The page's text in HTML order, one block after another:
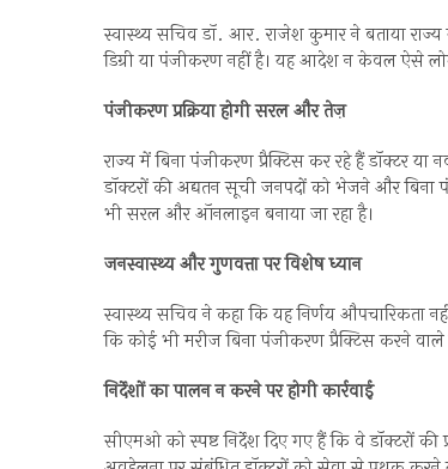
स्वास्थ्य सचिव डॉ. आर. राजेश कुमार ने बताया
डिग्री या पंजीकरण नहीं है। यह आदेश न केवल ऐसे
पंजीकरण प्रक्रिया होगी सरल और तेज़
राज्य में बिना पंजीकरण प्रैक्टिस कर रहे हैं डॉक्टर या
डॉक्टरों की अद्यतन सूची जनपदों को भेजने और बिना
भी सरल और ऑनलाइन बनाया जा रहा है।
जनस्वास्थ्य और गुणवत्ता पर विशेष ध्यान
स्वास्थ्य सचिव ने कहा कि यह निर्णय औपचारिकता
कि कोई भी मरीज बिना पंजीकरण प्रैक्टिस करने
निर्देशों का पालन न करने पर होगी कार्रवाई
सीएमओ को स्पष्ट निर्देश दिए गए हैं कि वे डॉक्टरों की